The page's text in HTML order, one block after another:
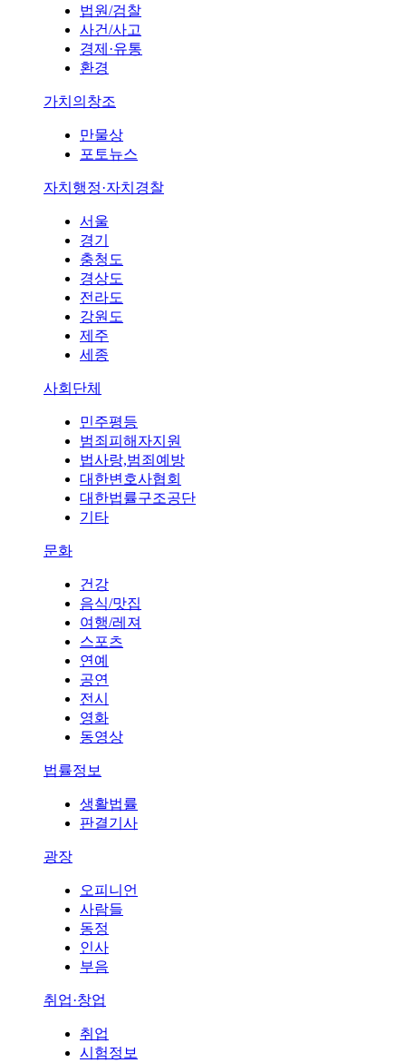
법원/검찰
사건/사고
경제·유통
환경
가치의창조
만물상
포토뉴스
자치행정·자치경찰
서울
경기
충청도
경상도
전라도
강원도
제주
세종
사회단체
민주평등
범죄피해자지원
법사랑,범죄예방
대한변호사협회
대한법률구조공단
기타
문화
건강
음식/맛집
여행/레져
스포츠
연예
공연
전시
영화
동영상
법률정보
생활법률
판결기사
광장
오피니언
사람들
동정
인사
부음
취업·창업
취업
시험정보